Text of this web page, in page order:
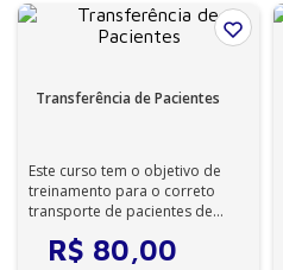
Transferência de Pacientes
Este curso tem o objetivo de
treinamento para o correto
transporte de pacientes de
no HCFM...
R$ 80,00